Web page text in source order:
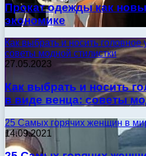
Прокат одежды как
экономике
Как выбрать и носить
советы модной стилистки
27.05.2023
Как выбрать и носить
в виде венца: советы
25 Самых горячих женщин в
14.09.2021